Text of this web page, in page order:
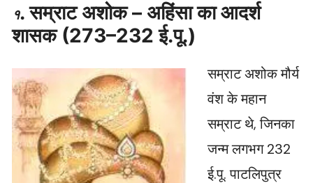
१. सम्राट अशोक – अहिंसा का आदर्श
शासक (273–232 ई.पू.)
सम्राट अशोक मौर्य
वंश के महान
सम्राट थे, जिनका
जन्म लगभग 232
ई.पू. पाटलिपुत्र